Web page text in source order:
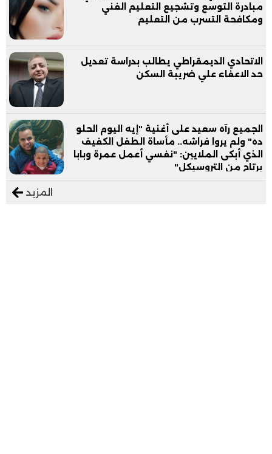
مبادرة التوسع وتشجيع التعليم الفني
ومكافحة التسرب من التعليم
الاتحادي الديمقراطي يطالب بدراسة تعديل
حد الاعفاء علي ضريبة السكن
الجميع رآه سعيد على أغنية "إيه اليوم الحلو
ده" ولم يروا فراشه.. مأساة الطفل الكفيف
الذي أبكى الملايين: "نفسي أعمل عمرة وبابا
يرتاح من التروسيكل"
المزيد